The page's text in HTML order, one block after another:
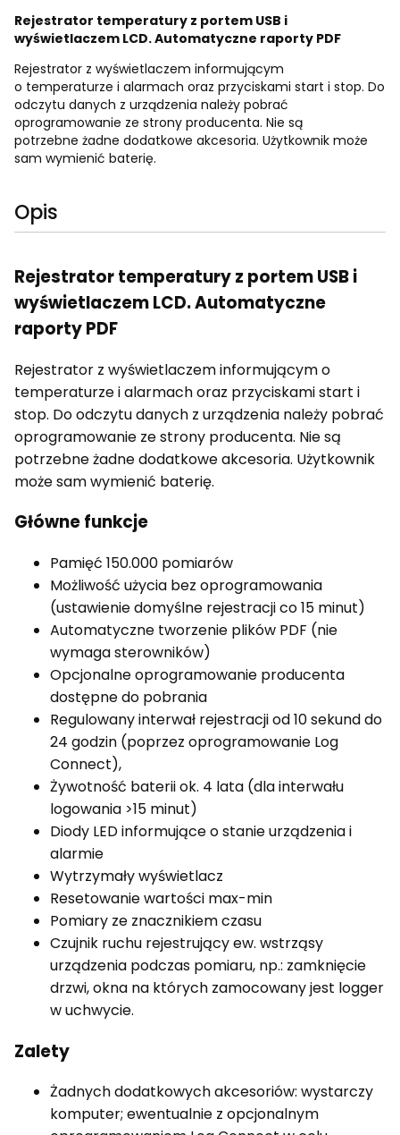
Rejestrator temperatury z portem USB i
wyświetlaczem LCD. Automatyczne raporty PDF
Rejestrator z wyświetlaczem informującym
o temperaturze i alarmach oraz przyciskami start i stop. Do
odczytu danych z urządzenia należy pobrać
oprogramowanie ze strony producenta. Nie są
potrzebne żadne dodatkowe akcesoria. Użytkownik może
sam wymienić baterię.
Opis
Rejestrator temperatury z portem USB i
wyświetlaczem LCD. Automatyczne
raporty PDF
Rejestrator z wyświetlaczem informującym o
temperaturze i alarmach oraz przyciskami start i
stop. Do odczytu danych z urządzenia należy pobrać
oprogramowanie ze strony producenta. Nie są
potrzebne żadne dodatkowe akcesoria. Użytkownik
może sam wymienić baterię.
Główne funkcje
Pamięć 150.000 pomiarów
Możliwość użycia bez oprogramowania
(ustawienie domyślne rejestracji co 15 minut)
Automatyczne tworzenie plików PDF (nie
wymaga sterowników)
Opcjonalne oprogramowanie producenta
dostępne do pobrania
Regulowany interwał rejestracji od 10 sekund do
24 godzin (poprzez oprogramowanie Log
Connect),
Żywotność baterii ok. 4 lata (dla interwału
logowania >15 minut)
Diody LED informujące o stanie urządzenia i
alarmie
Wytrzymały wyświetlacz
Resetowanie wartości max-min
Pomiary ze znacznikiem czasu
Czujnik ruchu rejestrujący ew. wstrząsy
urządzenia podczas pomiaru, np.: zamknięcie
drzwi, okna na których zamocowany jest logger
w uchwycie.
Zalety
Żadnych dodatkowych akcesoriów: wystarczy
komputer; ewentualnie z opcjonalnym